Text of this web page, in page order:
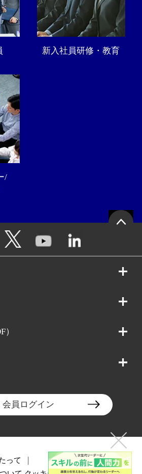
新入社員研修・教育
/
会員ログイン
って